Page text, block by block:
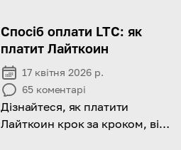
історія цін та які ризики він
несе.
Спосіб оплати LTC: як
платит Лайткоин
17 квітня 2026 р.
65 коментарі
Дізнайтеся, як платити
Лайткоин крок за кроком, від